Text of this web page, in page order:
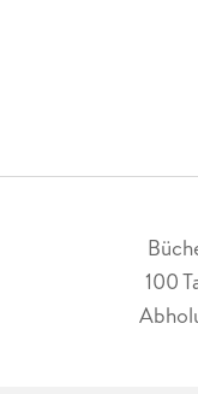
100